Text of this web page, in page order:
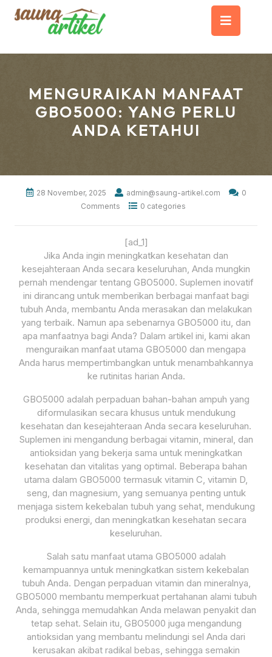
MENGURAIKAN MANFAAT
GBO5000: YANG PERLU
ANDA KETAHUI
28 November, 2025 admin@saung-artikel.com
0
Comments
0 categories
[ad_1]
Jika Anda ingin meningkatkan kesehatan dan
kesejahteraan Anda secara keseluruhan, Anda mungkin
pernah mendengar tentang GBO5000. Suplemen inovatif
ini dirancang untuk memberikan berbagai manfaat bagi
tubuh Anda, membantu Anda merasakan dan melakukan
yang terbaik. Namun apa sebenarnya GBO5000 itu, dan
apa manfaatnya bagi Anda? Dalam artikel ini, kami akan
menguraikan manfaat utama GBO5000 dan mengapa
Anda harus mempertimbangkan untuk menambahkannya
ke rutinitas harian Anda.
GBO5000 adalah perpaduan bahan-bahan ampuh yang
diformulasikan secara khusus untuk mendukung
kesehatan dan kesejahteraan Anda secara keseluruhan.
Suplemen ini mengandung berbagai vitamin, mineral, dan
antioksidan yang bekerja sama untuk meningkatkan
kesehatan dan vitalitas yang optimal. Beberapa bahan
utama dalam GBO5000 termasuk vitamin C, vitamin D,
seng, dan magnesium, yang semuanya penting untuk
menjaga sistem kekebalan tubuh yang sehat, mendukung
produksi energi, dan meningkatkan kesehatan secara
keseluruhan.
Salah satu manfaat utama GBO5000 adalah
kemampuannya untuk meningkatkan sistem kekebalan
tubuh Anda. Dengan perpaduan vitamin dan mineralnya,
GBO5000 membantu memperkuat pertahanan alami tubuh
Anda, sehingga memudahkan Anda melawan penyakit dan
tetap sehat. Selain itu, GBO5000 juga mengandung
antioksidan yang membantu melindungi sel Anda dari
kerusakan akibat radikal bebas, sehingga semakin